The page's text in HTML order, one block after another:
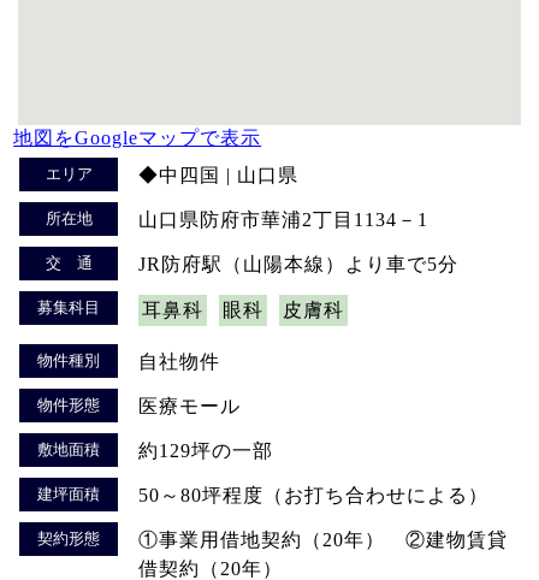
地図をGoogleマップで表示
エリア ◆中四国 | 山口県
所在地 山口県防府市華浦2丁目1134－1
交 通 JR防府駅（山陽本線）より車で5分
募集科目 耳鼻科 眼科 皮膚科
物件種別 自社物件
物件形態 医療モール
敷地面積 約129坪の一部
建坪面積 50～80坪程度（お打ち合わせによる）
契約形態
①事業用借地契約（20年） ②建物賃貸
借契約（20年）